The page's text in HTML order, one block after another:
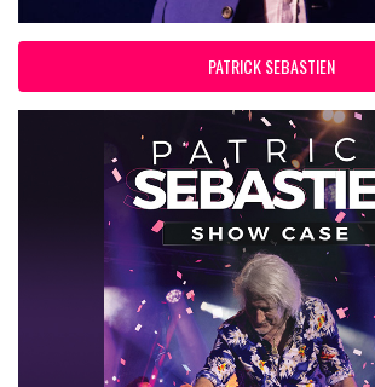
PATRICK SEBASTIEN